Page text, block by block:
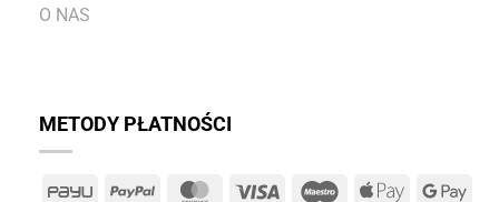
O NAS
METODY PŁATNOŚCI
PayU PayPal MasterCard
Visa MaestroApple